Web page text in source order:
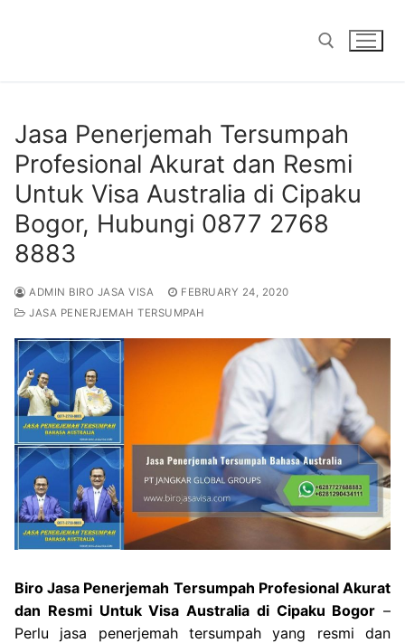
Jasa Penerjemah Tersumpah
Profesional Akurat dan Resmi
Untuk Visa Australia di Cipaku
Bogor, Hubungi 0877 2768
8883
ADMIN BIRO JASA VISA
FEBRUARY 24, 2020
JASA PENERJEMAH TERSUMPAH
Biro Jasa Penerjemah Tersumpah Profesional Akurat
dan Resmi Untuk Visa Australia di Cipaku Bogor –
Perlu jasa penerjemah tersumpah yang resmi dan